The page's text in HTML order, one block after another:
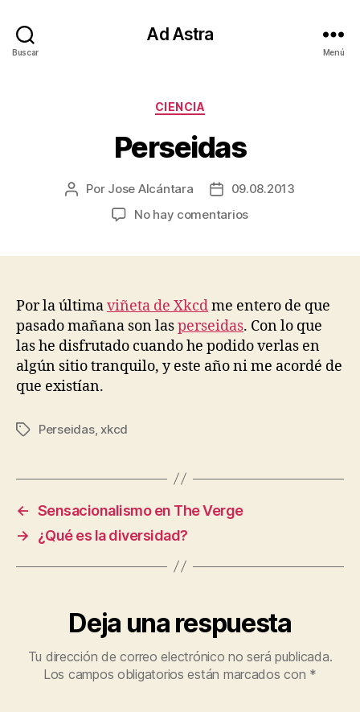
Buscar
Ad Astra
Menú
Categorías
CIENCIA
Perseidas
Autor
Por Jose Alcántara
Fecha09.08.2013
No hay comentariosen
Por la últimaviñeta de Xkcdme entero de que
pasado mañana son lasperseidas. Con lo que
las he disfrutado cuando he podido verlas en
algún sitio tranquilo, y este año ni me acordé de
que existían.
Etiquetas
Perseidas, xkcd
← Sensacionalismo en The Verge
→
¿Qué es la diversidad?
Deja una respuesta
Tu dirección de correo electrónico no será publicada.
Los campos obligatorios están marcados con *